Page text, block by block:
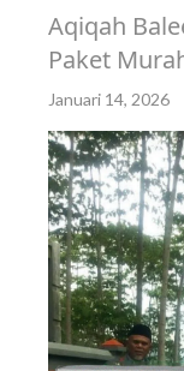
Aqiqah
Paket
Januari 14, 2026